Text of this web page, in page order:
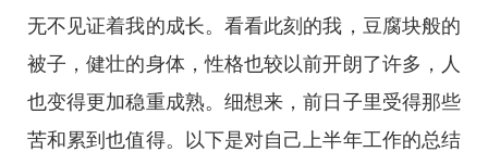
无不见证着我的成长。看看此刻的我，豆腐块般的
被子，健壮的身体，性格也较以前开朗了许多，人
也变得更加稳重成熟。细想来，前日子里受得那些
苦和累到也值得。以下是对自己上半年工作的总结